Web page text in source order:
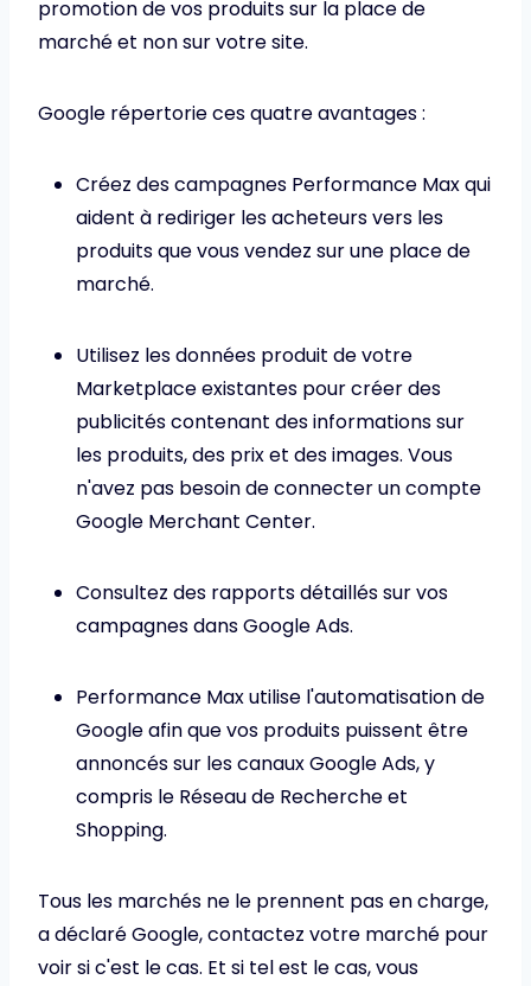
promotion de vos produits sur la place de
marché et non sur votre site.
Google répertorie ces quatre avantages :
Créez des campagnes Performance Max qui
aident à rediriger les acheteurs vers les
produits que vous vendez sur une place de
marché.
Utilisez les données produit de votre
Marketplace existantes pour créer des
publicités contenant des informations sur
les produits, des prix et des images. Vous
n'avez pas besoin de connecter un compte
Google Merchant Center.
Consultez des rapports détaillés sur vos
campagnes dans Google Ads.
Performance Max utilise l'automatisation de
Google afin que vos produits puissent être
annoncés sur les canaux Google Ads, y
compris le Réseau de Recherche et
Shopping.
Tous les marchés ne le prennent pas en charge,
a déclaré Google, contactez votre marché pour
voir si c'est le cas. Et si tel est le cas, vous